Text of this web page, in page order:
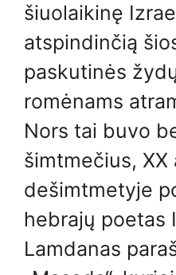
šiuolaikinę
atspindinčią
paskutinės
romėnams
Nors tai buvo
šimtmečius, XX
dešimtmetyje
hebrajų poetas
Lamdanas